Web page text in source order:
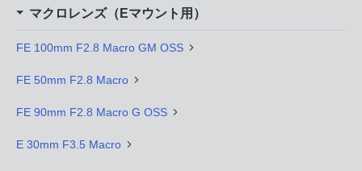
マクロレンズ（Eマウント用）
FE 100mm F2.8 Macro GM OSS
FE 50mm F2.8 Macro
FE 90mm F2.8 Macro G OSS
E 30mm F3.5 Macro